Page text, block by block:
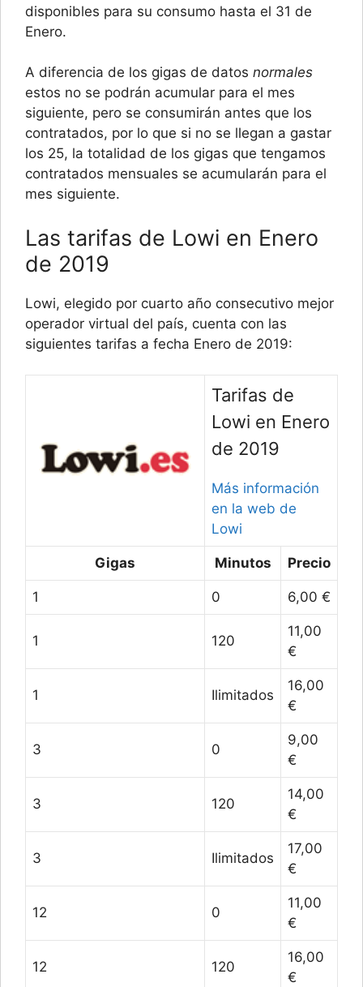
disponibles para su consumo hasta el 31 de
Enero.
A diferencia de los gigas de datos normales
estos no se podrán acumular para el mes
siguiente, pero se consumirán antes que los
contratados, por lo que si no se llegan a gastar
los 25, la totalidad de los gigas que tengamos
contratados mensuales se acumularán para el
mes siguiente.
Las tarifas de Lowi en Enero
de 2019
Lowi, elegido por cuarto año consecutivo mejor
operador virtual del país, cuenta con las
siguientes tarifas a fecha Enero de 2019:
Tarifas de
Lowi en Enero
de 2019
Más información
en la web de
Lowi
Gigas Minutos Precio
1 0 6,00 €
1 120
11,00
€
1 Ilimitados
16,00
€
3 0
9,00
€
3 120
14,00
€
3 Ilimitados
17,00
€
12 0
11,00
€
12 120
16,00
€